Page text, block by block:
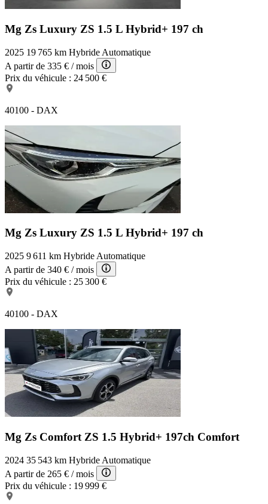
Mg Zs Luxury ZS 1.5 L Hybrid+ 197 ch
2025 19 765 km Hybride Automatique
A partir de 335 € / mois
Prix du véhicule : 24 500 €
40100 - DAX
Mg Zs Luxury ZS 1.5 L Hybrid+ 197 ch
2025 9 611 km Hybride Automatique
A partir de 340 € / mois
Prix du véhicule : 25 300 €
40100 - DAX
Mg Zs Comfort ZS 1.5 Hybrid+ 197ch Comfort
2024 35 543 km Hybride Automatique
A partir de 265 € / mois
Prix du véhicule : 19 999 €